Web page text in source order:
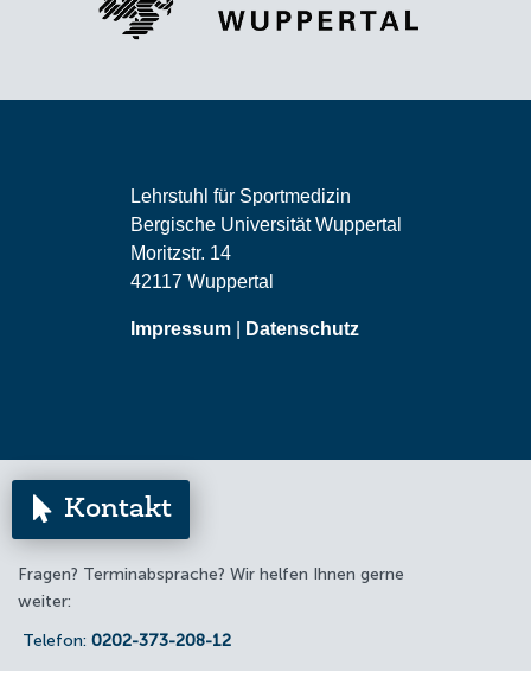
Lehrstuhl für Sportmedizin
Bergische Universität Wuppertal
Moritzstr. 14
42117 Wuppertal
Impressum| Datenschutz
 Kontakt
Fragen? Terminabsprache? Wir helfen Ihnen gerne
weiter:
Telefon: 0202-373-208-12